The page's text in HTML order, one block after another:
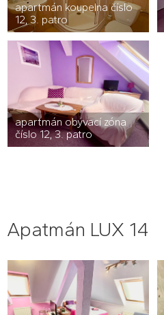
apartmán koupelna číslo
12, 3. patro
apartmán obývací zóna
číslo 12, 3. patro
Apatmán LUX 14